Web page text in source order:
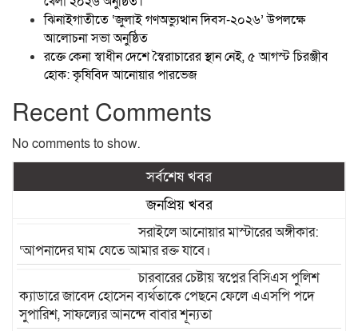
ঝিনাইগাতীতে ‘জুলাই গণঅভ্যুত্থান দিবস-২০২৬’ উপলক্ষে
আলোচনা সভা অনুষ্ঠিত
রক্তে কেনা স্বাধীন দেশে স্বৈরাচারের স্থান নেই, ৫ আগস্ট চিরঞ্জীব
হোক: কৃষিবিদ আনোয়ার পারভেজ
Recent Comments
No comments to show.
সর্বশেষ খবর
জনপ্রিয় খবর
সরাইলে আনোয়ার মাস্টারের অঙ্গীকার:
‘আপনাদের ঘাম যেতে আমার রক্ত যাবে।
চারবারের চেষ্টায় স্বপ্নের বিসিএস পুলিশ
ক্যাডারে জাবেদ হোসেন ব্যর্থতাকে পেছনে ফেলে এএসপি পদে
সুপারিশ, সাফল্যের আনন্দে বাবার শূন্যতা